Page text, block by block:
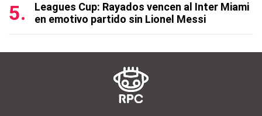
Leagues Cup: Rayados vencen al Inter Miami
en emotivo partido sin Lionel Messi